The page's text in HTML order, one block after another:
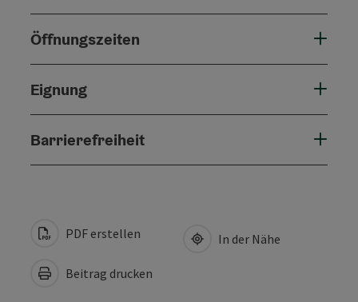
Öffnungszeiten
Eignung
Barrierefreiheit
PDF erstellen
Beitrag drucken
In der Nähe